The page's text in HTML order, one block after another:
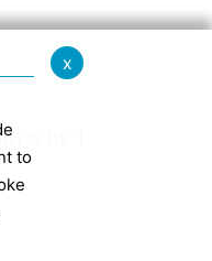
DE 1
x
to